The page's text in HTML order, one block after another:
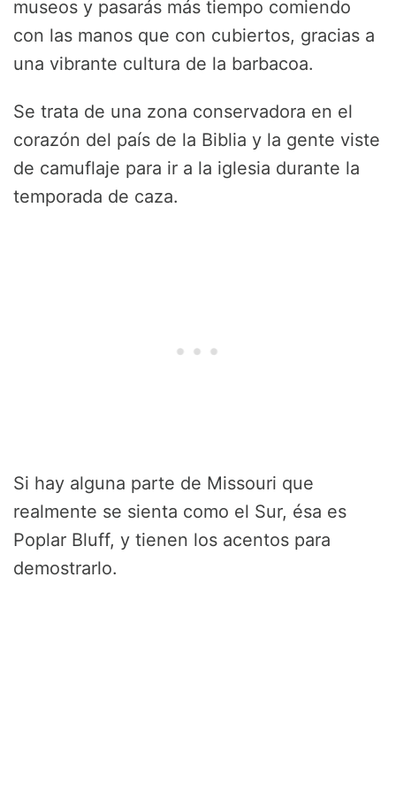
museos y pasarás más tiempo comiendo
con las manos que con cubiertos, gracias a
una vibrante cultura de la barbacoa.
Se trata de una zona conservadora en el
corazón del país de la Biblia y la gente viste
de camuflaje para ir a la iglesia durante la
temporada de caza.
Si hay alguna parte de Missouri que
realmente se sienta como el Sur, ésa es
Poplar Bluff, y tienen los acentos para
demostrarlo.